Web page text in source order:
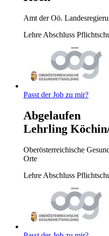
Amt der Oö.
Lehre Abschluss
Passt der Job zu mir?
Abgelaufen
Lehrling
Oberösterreichische
Orte
Lehre Abschluss